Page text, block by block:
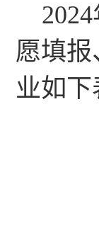
2024
愿填
业如下